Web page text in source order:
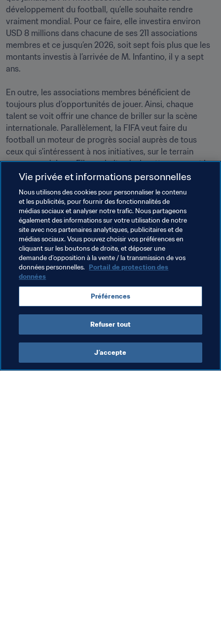
développement du football, qu’elle souhaite rendre
vraiment mondial. Pour ce faire, elle investira environ
USD 8 millions dans chacune de ses 211 associations
membres et ce jusqu’en 2026, soit sept fois plus que les
montants investis à l’arrivée de M. Infantino, il y a sept
ans.
En outre, les associations membres bénéficient de
toujours plus d’opportunités de jouer. Ainsi, chaque
talent se voit offrir une chance de briller sur la scène
internationale. Parallèlement, la FIFA veut faire du
football un moteur de progrès social auprès de tous
ceux qui s'intéressent à nos initiatives, sur le terrain
comme en dehors. Elle souhaite ainsi mettre en avant le
pouvoir fédérateur du football et son impact positif sur
suivent.
Thèmes en lien
Organisation Organisation Switzerland
UEFA France
Vie privée et informations personnelles
Nous utilisons des cookies pour personnaliser le contenu
et les publicités, pour fournir des fonctionnalités de
médias sociaux et analyser notre trafic. Nous partageons
également des informations sur votre utilisation de notre
site avec nos partenaires analytiques, publicitaires et de
médias sociaux. Vous pouvez choisir vos préférences en
cliquant sur les boutons de droite, et déposer une
demande d’opposition à la vente / la transmission de vos
données personnelles. Portail de protection des
données
Préférences
Refuser tout
J’accepte